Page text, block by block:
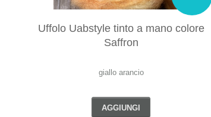
Uffolo Uabstyle tinto a mano colore
Saffron
giallo arancio
AGGIUNGI